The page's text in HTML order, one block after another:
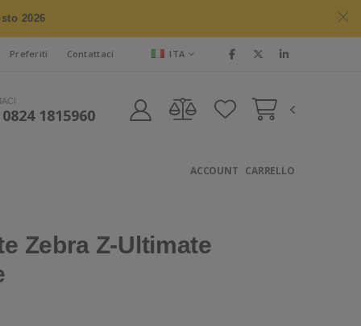
2026
Preferiti Contattaci ITA
1815960
CARRELLO
ACCOUNT
Zebra Z-Ultimate